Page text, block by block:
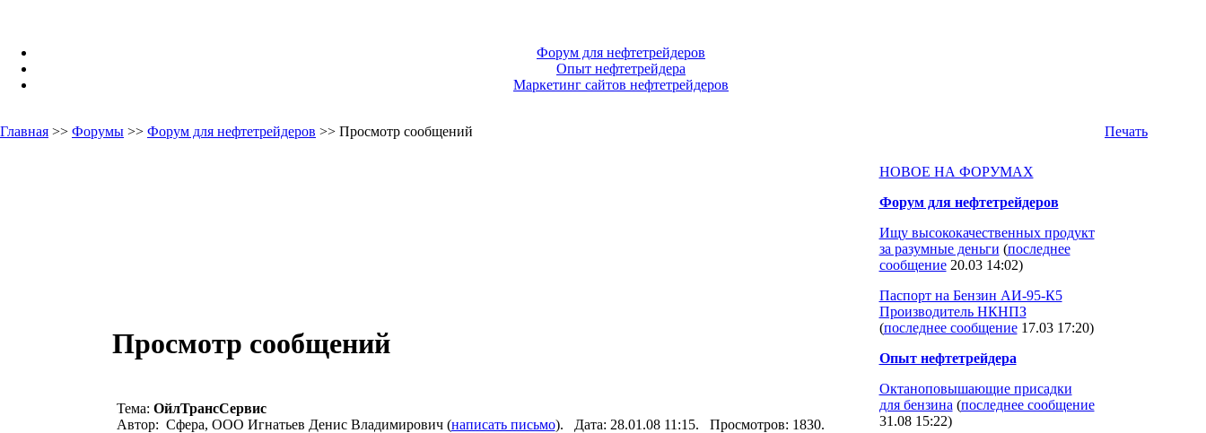
Форум для нефтетрейдеров
Опыт нефтетрейдера
Маркетинг сайтов нефтетрейдеров
Главная >> Форумы >> Форум для нефтетрейдеров >> Просмотр сообщений Печать
Просмотр сообщений
Тема: ОйлТрансСервис
Автор: Сфера, ООО Игнатьев Денис Владимирович (написать письмо). Дата: 28.01.08 11:15. Просмотров: 1830.
НОВОЕ НА ФОРУМАХ
Форум для нефтетрейдеров
Ищу высококачественных продукт
за разумные деньги (последнее
сообщение 20.03 14:02)
Паспорт на Бензин АИ-95-К5
Производитель НКНПЗ
(последнее сообщение 17.03 17:20)
Опыт нефтетрейдера
Октаноповышающие присадки
для бензина (последнее сообщение
31.08 15:22)